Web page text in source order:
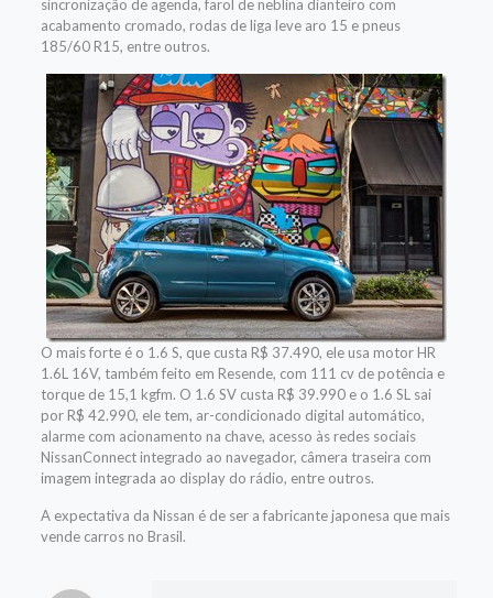
sincronização de agenda, farol de neblina dianteiro com
acabamento cromado, rodas de liga leve aro 15 e pneus
185/60 R15, entre outros.
O mais forte é o 1.6 S, que custa R$ 37.490, ele usa motor HR
1.6L 16V, também feito em Resende, com 111 cv de potência e
torque de 15,1 kgfm. O 1.6 SV custa R$ 39.990 e o 1.6 SL sai
por R$ 42.990, ele tem, ar-condicionado digital automático,
alarme com acionamento na chave, acesso às redes sociais
NissanConnect integrado ao navegador, câmera traseira com
imagem integrada ao display do rádio, entre outros.
A expectativa da Nissan é de ser a fabricante japonesa que mais
vende carros no Brasil.